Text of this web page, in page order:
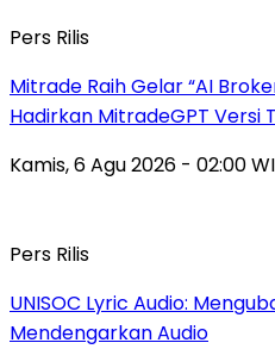
Pers Rilis
Mitrade Raih Gelar “AI
Hadirkan MitradeGPT Versi
Kamis, 6 Agu 2026 - 02:00
Pers Rilis
UNISOC Lyric Audio:
Mendengarkan Audio